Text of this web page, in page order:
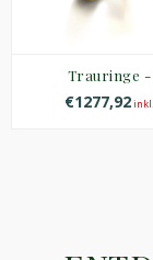
Trauringe -
€1277,92inkl.